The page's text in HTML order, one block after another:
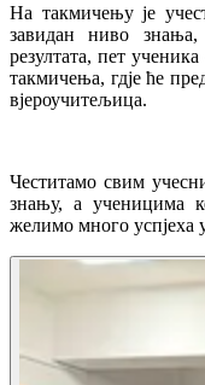
На такмичењу је
завидан ниво
резултата, пет
такмичења, гдје ће
вјероучитељица.
Честитамо свим
знању, а ученицима
желимо много успјеха